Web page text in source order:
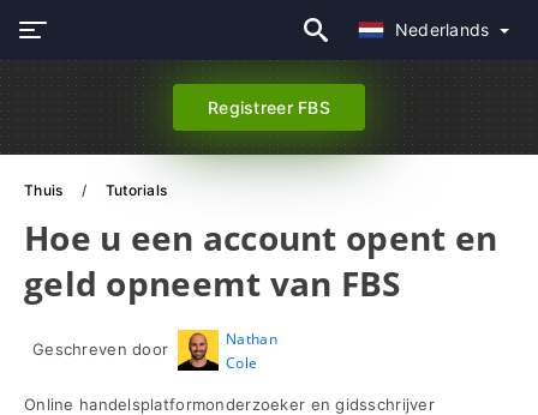
Nederlands
Registreer FBS
Thuis Tutorials
Hoe u een account opent en
geld opneemt van FBS
Geschreven door
Nathan
Cole
Online handelsplatformonderzoeker en gidsschrijver